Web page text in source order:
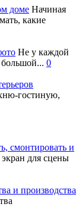
доме Начиная
какие
Не у каждой
большой... 0
гостиную,
смонтировать и
для сцены
и производства